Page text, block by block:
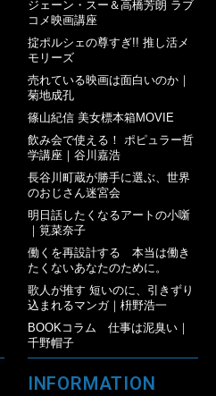
ジェーン・スー＆高橋芳朗 ラブ
コメ映画講座
掟ポルシェの尊すぎ!! 推し活メ
モリーズ
売れている映画は面白いのか｜
菊地成孔
篠山紀信 美女標本箱MOVIE
飲み会で使える！ ポピュラー哲
学講座｜谷川嘉浩
長谷川町蔵が勝手に選ぶ、世界
のおじさん迷宮会
明日話したくなるアートの小噺
｜筧菜奈子
働くを再設計する 本当は働き
たくないあなたのために。
歌人が推す 短いのに、引きずり
込まれるマンガ｜枡野浩一
BOOKコラム 仕事は泥臭い｜
千野帽子
INFORMATION